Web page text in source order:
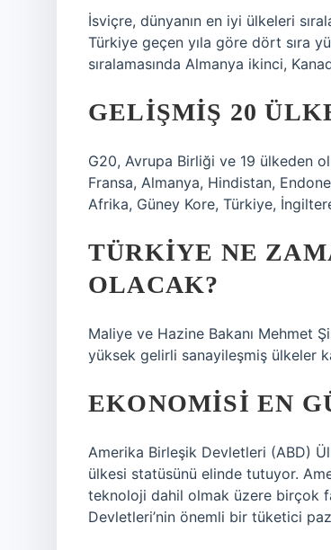
İsviçre, dünyanın en iyi ülkeleri
Türkiye geçen yıla göre dört sıra
sıralamasında Almanya ikinci,
GELIŞMIŞ 20
G20, Avrupa Birliği ve 19 ülkeden
Fransa, Almanya, Hindistan,
Afrika, Güney Kore, Türkiye,
TÜRKIYE NE
OLACAK?
Maliye ve Hazine Bakanı Mehmet
yüksek gelirli sanayileşmiş ülkeler
EKONOMISI EN
Amerika Birleşik Devletleri (ABD)
ülkesi statüsünü elinde tutuyor.
teknoloji dahil olmak üzere birçok
Devletleri’nin önemli bir tüketici